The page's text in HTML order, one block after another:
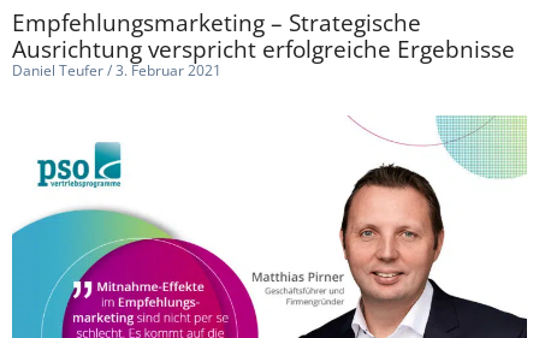
Empfehlungsmarketing – Strategische
Ausrichtung verspricht erfolgreiche Ergebnisse
Daniel Teufer 3. Februar 2021